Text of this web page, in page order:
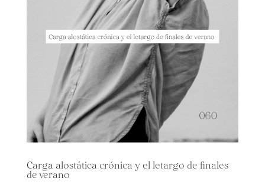
Carga alostática crónica y el letargo de finales
de verano